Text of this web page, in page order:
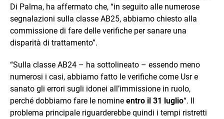
Di Palma, ha affermato che, “in seguito alle numerose
segnalazioni sulla classe AB25, abbiamo chiesto alla
commissione di fare delle verifiche per sanare una
disparità di trattamento”.
“Sulla classe AB24 – ha sottolineato – essendo meno
numerosi i casi, abbiamo fatto le verifiche come Usr e
sanato gli errori sugli idonei all’immissione in ruolo,
perché dobbiamo fare le nomine entro il 31 luglio“. Il
problema principale riguarderebbe quindi i tempi ristretti